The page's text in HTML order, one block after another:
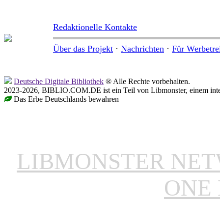
Redaktionelle Kontakte
Über das Projekt · Nachrichten · Für
Deutsche Digitale Bibliothek ® Alle Rechte vorbehalten.
2023-2026, BIBLIO.COM.DE ist ein Teil von Libmonster, einem
Das Erbe Deutschlands bewahren
LIBMONSTER
ONE